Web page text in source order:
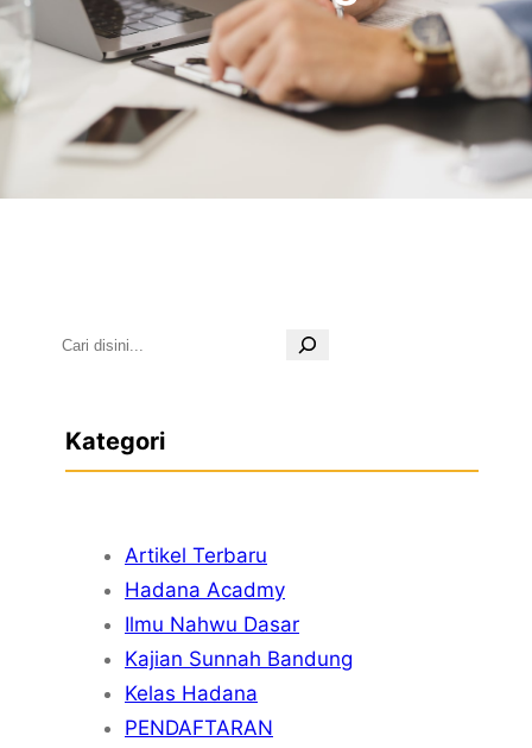
S
Kategori
Artikel Terbaru
Hadana Acadmy
Ilmu Nahwu Dasar
Kajian Sunnah Bandung
Kelas Hadana
PENDAFTARAN